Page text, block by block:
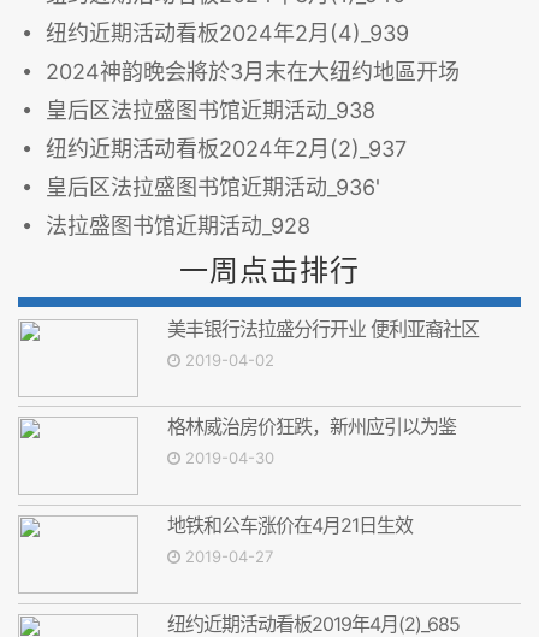
纽约近期活动看板2024年2月(4)_939
2024神韵晚会將於3月末在大纽约地區开场
皇后区法拉盛图书馆近期活动_938
纽约近期活动看板2024年2月(2)_937
皇后区法拉盛图书馆近期活动_936'
法拉盛图书馆近期活动_928
一周点击排行
美丰银行法拉盛分行开业 便利亚裔社区
2019-04-02
格林威治房价狂跌，新州应引以为鉴
2019-04-30
地铁和公车涨价在4月21日生效
2019-04-27
纽约近期活动看板2019年4月(2)_685